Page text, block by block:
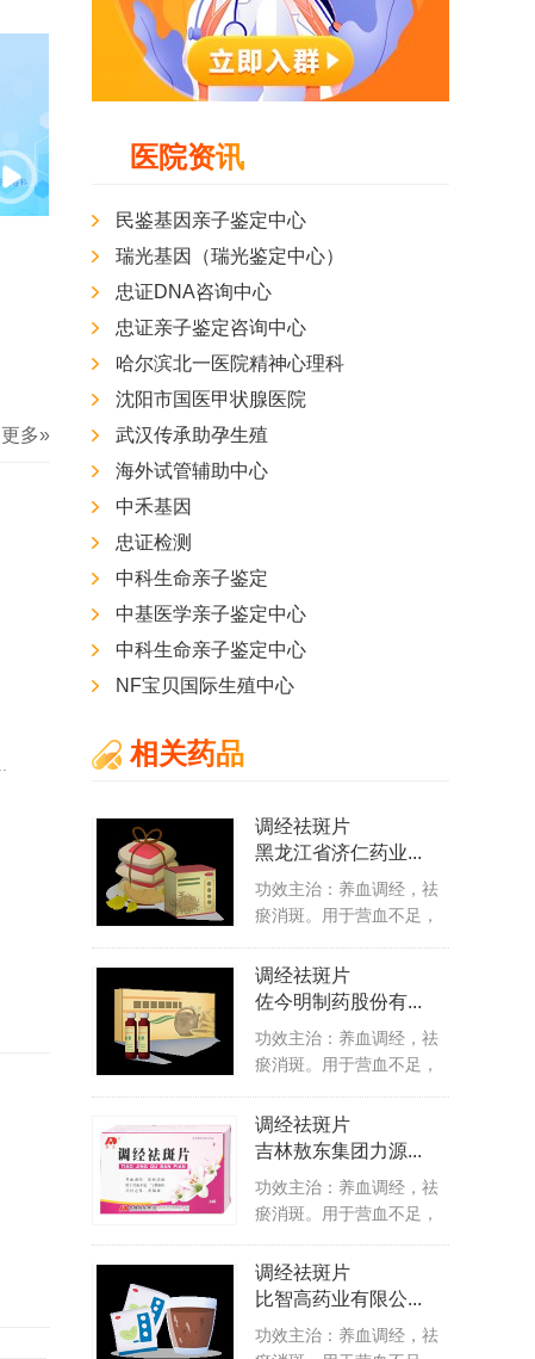
更多»
方晖
主任医师
擅长：擅长神经重症，颅...
医院资讯
民鉴基因亲子鉴定中心
瑞光基因（瑞光鉴定中心）
忠证DNA咨询中心
忠证亲子鉴定咨询中心
哈尔滨北一医院精神心理科
沈阳市国医甲状腺医院
武汉传承助孕生殖
海外试管辅助中心
中禾基因
忠证检测
中科生命亲子鉴定
中基医学亲子鉴定中心
中科生命亲子鉴定中心
NF宝贝国际生殖中心
相关药品
调经祛斑片
黑龙江省济仁药业...
功效主治：养血调经，祛
瘀消斑。用于营血不足，
调经祛斑片
佐今明制药股份有...
功效主治：养血调经，祛
瘀消斑。用于营血不足，
调经祛斑片
吉林敖东集团力源...
功效主治：养血调经，祛
瘀消斑。用于营血不足，
调经祛斑片
比智高药业有限公...
功效主治：养血调经，祛